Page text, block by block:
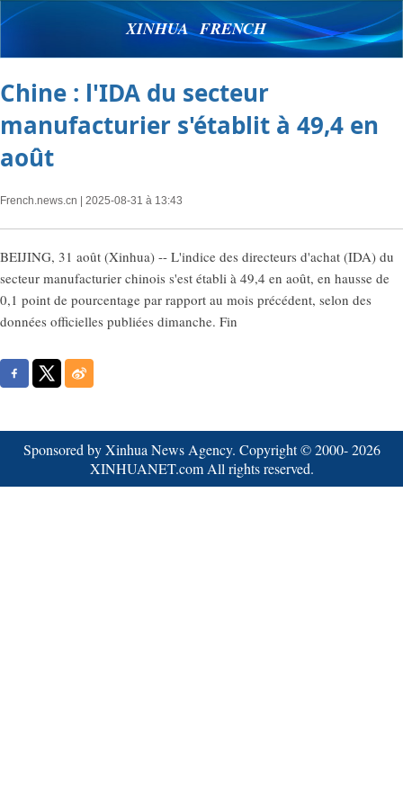
XINHUA FRENCH
Chine : l'IDA du secteur
manufacturier s'établit à 49,4 en
août
French.news.cn | 2025-08-31 à 13:43
BEIJING, 31 août (Xinhua) -- L'indice des directeurs d'achat (IDA) du
secteur manufacturier chinois s'est établi à 49,4 en août, en hausse de
0,1 point de pourcentage par rapport au mois précédent, selon des
données officielles publiées dimanche. Fin
Sponsored by Xinhua News Agency. Copyright © 2000-2026
XINHUANET.com All rights reserved.